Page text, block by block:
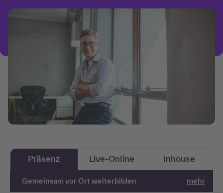
Präsenz Live-Online Inhouse
Gemeinsam vor Ort weiterbilden mehr